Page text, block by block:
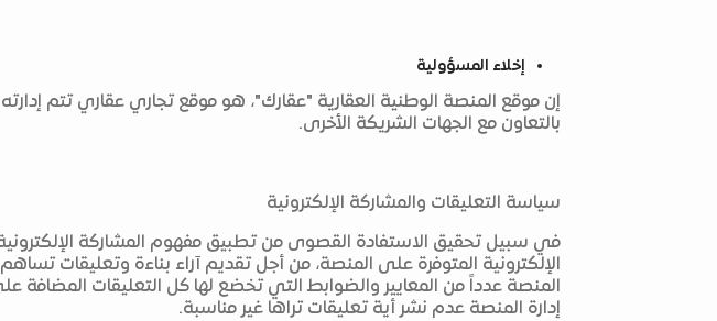
إخلاء المسؤولية
إن موقع المنصة الوطنية العقارية "عقارك"، هو موقع تجاري عقاري تتم إدارته
بالتعاون مع الجهات الشريكة الأخرى.
سياسة التعليقات والمشاركة الإلكترونية
في سبيل تحقيق الاستفادة القصوى من تطبيق مفهوم المشاركة
الإلكترونية المتوفرة على المنصة، من أجل تقديم آراء بناءة وتعليقات
المنصة عدداً من المعايير والضوابط التي تخضع لها كل التعليقات المضافة
إدارة المنصة عدم نشر أية تعليقات تراها غير مناسبة.